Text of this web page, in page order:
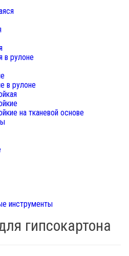
в рулоне
в рулоне
на тканевой основе
инструменты
гипсокартона